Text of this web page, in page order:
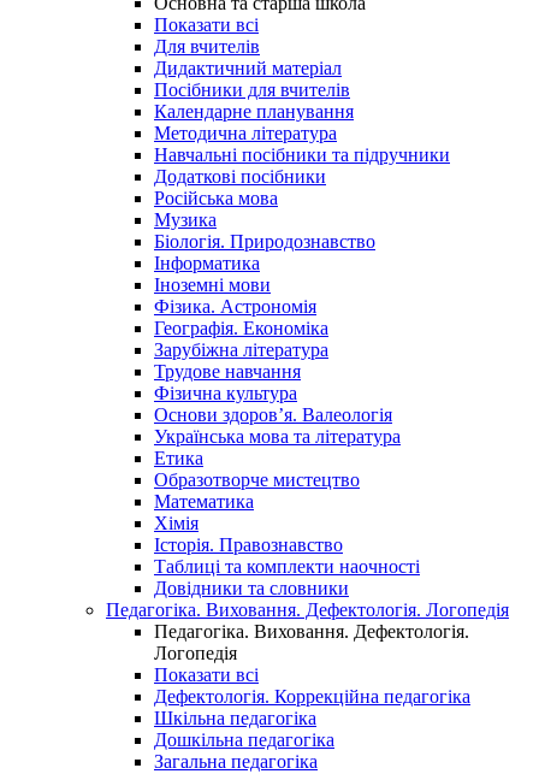
Показати всі
Для вчителів
Дидактичний матеріал
Посібники для вчителів
Календарне планування
Методична література
Навчальні посібники та підручники
Додаткові посібники
Російська мова
Музика
Біологія. Природознавство
Інформатика
Іноземні мови
Фізика. Астрономія
Географія. Економіка
Зарубіжна література
Трудове навчання
Фізична культура
Основи здоров’я. Валеологія
Українська мова та література
Етика
Образотворче мистецтво
Математика
Хімія
Історія. Правознавство
Таблиці та комплекти наочності
Довідники та словники
Педагогіка. Виховання. Дефектологія. Логопедія
Педагогіка. Виховання. Дефектологія.
Логопедія
Показати всі
Дефектологія. Коррекційна педагогіка
Шкільна педагогіка
Дошкільна педагогіка
Загальна педагогіка